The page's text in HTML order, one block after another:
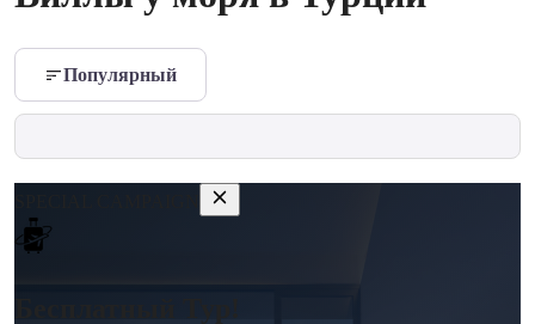
Популярный